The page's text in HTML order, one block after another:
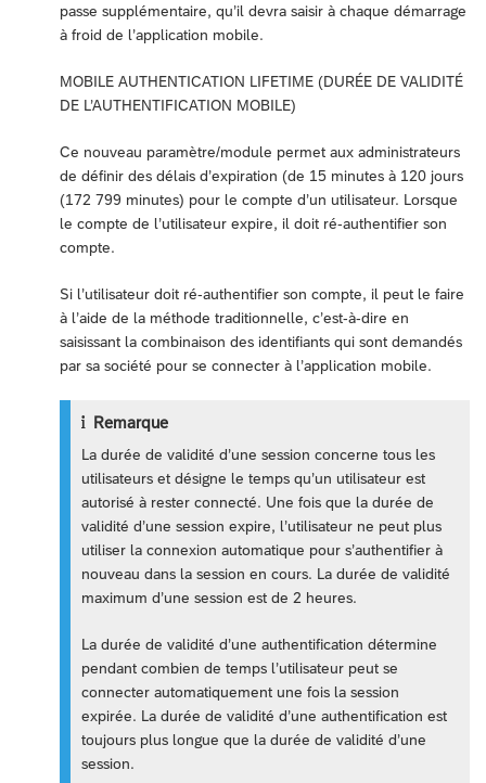
passe supplémentaire, qu’il devra saisir à chaque démarrage
à froid de l’application mobile.
MOBILE AUTHENTICATION LIFETIME (DURÉE DE VALIDITÉ
DE L’AUTHENTIFICATION MOBILE)
Ce nouveau paramètre/module permet aux administrateurs
de définir des délais d’expiration (de 15 minutes à 120 jours
(172 799 minutes) pour le compte d’un utilisateur. Lorsque
le compte de l’utilisateur expire, il doit ré-authentifier son
compte.
Si l’utilisateur doit ré-authentifier son compte, il peut le faire
à l’aide de la méthode traditionnelle, c’est-à-dire en
saisissant la combinaison des identifiants qui sont demandés
par sa société pour se connecter à l’application mobile.
Remarque
La durée de validité d’une session concerne tous les
utilisateurs et désigne le temps qu’un utilisateur est
autorisé à rester connecté. Une fois que la durée de
validité d’une session expire, l’utilisateur ne peut plus
utiliser la connexion automatique pour s’authentifier à
nouveau dans la session en cours. La durée de validité
maximum d’une session est de 2 heures.
La durée de validité d’une authentification détermine
pendant combien de temps l’utilisateur peut se
connecter automatiquement une fois la session
expirée. La durée de validité d’une authentification est
toujours plus longue que la durée de validité d’une
session.